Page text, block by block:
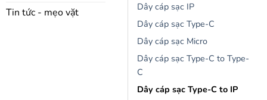
Tin tức - mẹo vặt
Dây cáp sạc IP
Dây cáp sạc Type-C
Dây cáp sạc Micro
Dây cáp sạc Type-C to Type-
C
Dây cáp sạc Type-C to IP